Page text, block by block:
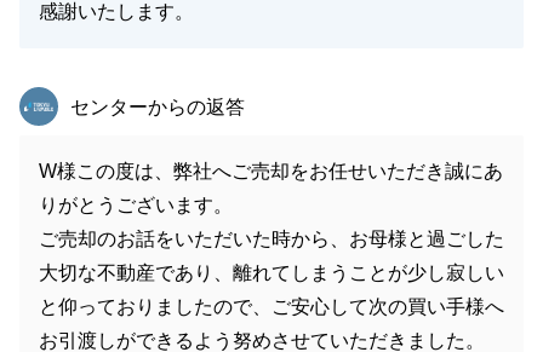
感謝いたします。
東急リバブル
センターからの返答
W様この度は、弊社へご売却をお任せいただき誠にあ
りがとうございます。
ご売却のお話をいただいた時から、お母様と過ごした
大切な不動産であり、離れてしまうことが少し寂しい
と仰っておりましたので、ご安心して次の買い手様へ
お引渡しができるよう努めさせていただきました。